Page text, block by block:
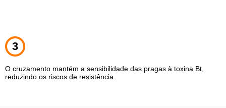
3
O cruzamento mantém a sensibilidade das pragas à toxina Bt,
reduzindo os riscos de resistência.